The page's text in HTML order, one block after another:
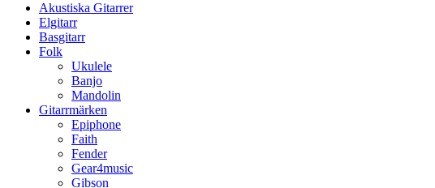
Akustiska Gitarrer
Elgitarr
Basgitarr
Folk
Ukulele
Banjo
Mandolin
Gitarrmärken
Epiphone
Faith
Fender
Gear4music
Gibson